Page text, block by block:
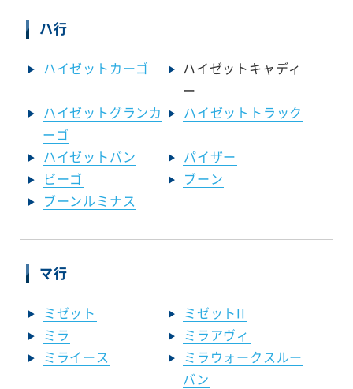
ハ行
ハイゼットカーゴ
ハイゼットキャディ
ー
ハイゼットグランカ
ーゴ
ハイゼットトラック
ハイゼットバン
パイザー
ビーゴ
ブーン
ブーンルミナス
マ行
ミゼット
ミゼットII
ミラ
ミラアヴィ
ミライース
ミラウォークスルー
バン